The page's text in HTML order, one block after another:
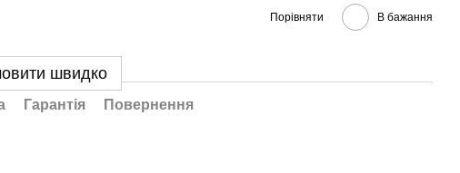
Порівняти В бажання
швидко
Гарантія Повернення